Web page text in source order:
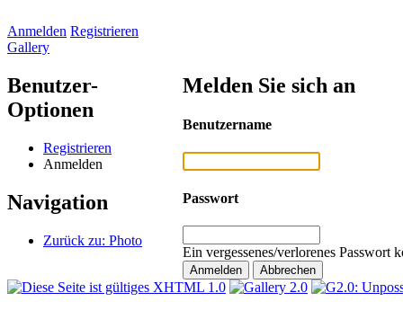
Anmelden Registrieren
Gallery
Benutzer-
Optionen
Registrieren
Anmelden
Navigation
Zurück zu: Photo
Melden Sie sich an
Benutzername
Passwort
Ein vergessenes/verlorenes Passwort